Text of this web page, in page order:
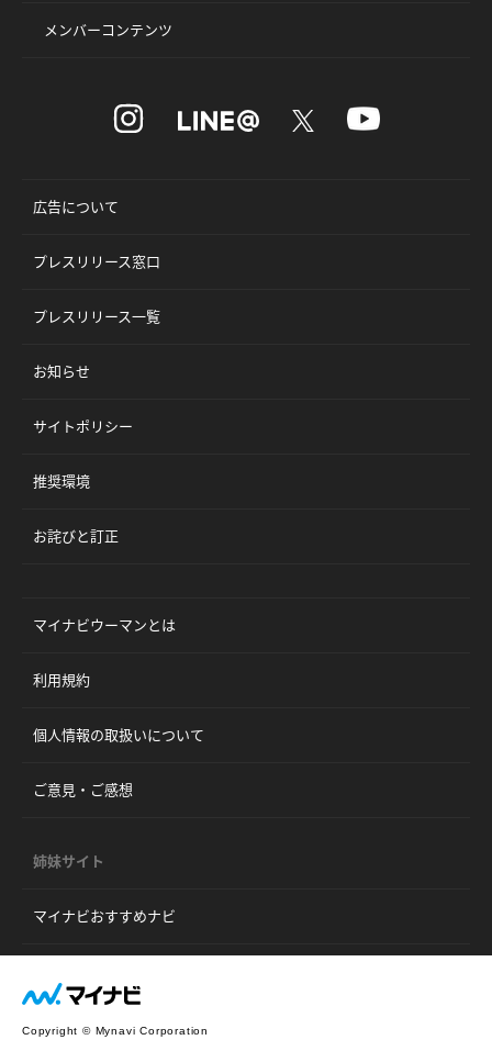
メンバーコンテンツ
広告について
プレスリリース窓口
プレスリリース一覧
お知らせ
サイトポリシー
推奨環境
お詫びと訂正
マイナビウーマンとは
利用規約
個人情報の取扱いについて
ご意見・ご感想
姉妹サイト
マイナビおすすめナビ
Copyright © Mynavi Corporation